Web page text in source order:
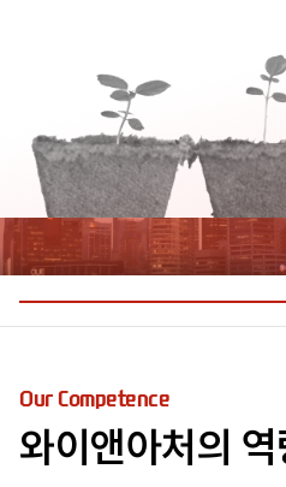
Our Competence
와이앤아처의